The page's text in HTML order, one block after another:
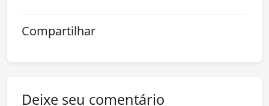
Compartilhar
Deixe seu comentário